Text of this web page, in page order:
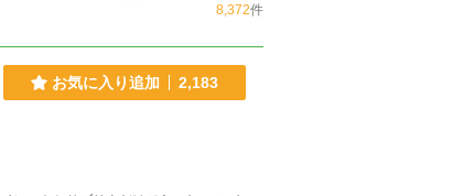
8,372件
お気に入り追加 2,183